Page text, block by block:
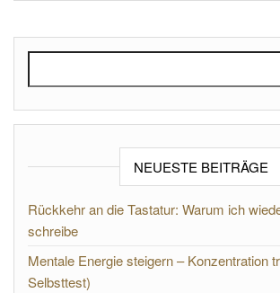
NEUESTE BEITRÄGE
Rückkehr an die Tastatur: Warum ich
schreibe
Mentale Energie steigern – Konzentration
Selbsttest)